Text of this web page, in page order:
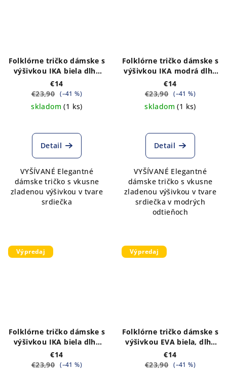
Folklórne tričko dámske s
výšivkou IKA biela dlhý
rukáv VÝPREDAJ
€14
€23,90 (–41 %)
skladom(1 ks)
Detail
VYŠÍVANÉ Elegantné
dámske tričko s vkusne
zladenou výšivkou v tvare
srdiečka
Folklórne tričko dámske s
výšivkou IKA modrá dlhý
rukáv VÝPREDAJ
€14
€23,90 (–41 %)
skladom(1 ks)
Detail
VYŠÍVANÉ Elegantné
dámske tričko s vkusne
zladenou výšivkou v tvare
srdiečka v modrých
odtieňoch
Výpredaj
Folklórne tričko dámske s
výšivkou IKA biela dlhý
rukáv VÝPREDAJ
€14
€23,90 (–41 %)
Výpredaj
Folklórne tričko dámske s
výšivkou EVA biela, dlhý
rukáv VÝPREDAJ
€14
€23,90 (–41 %)